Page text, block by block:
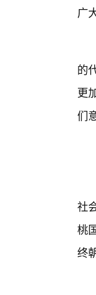
广
的
更
们
社
桃
终